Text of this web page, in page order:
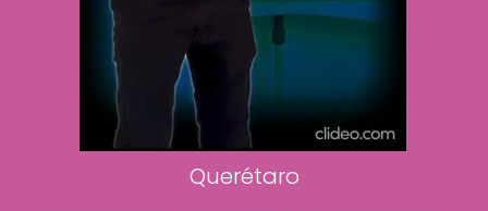
Confabulario
Aviso Oportuno
Consultas
Querétaro